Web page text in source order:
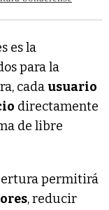
es la
para la
cadausuario
directamente
de libre
permitirá
, reducir